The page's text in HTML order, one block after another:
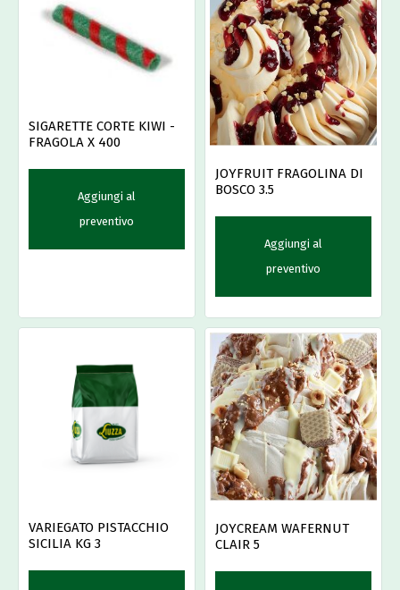
SIGARETTE CORTE KIWI -
FRAGOLA X 400
Aggiungi al
preventivo
JOYFRUIT FRAGOLINA DI
BOSCO 3.5
Aggiungi al
preventivo
VARIEGATO PISTACCHIO
SICILIA KG 3
JOYCREAM WAFERNUT
CLAIR 5